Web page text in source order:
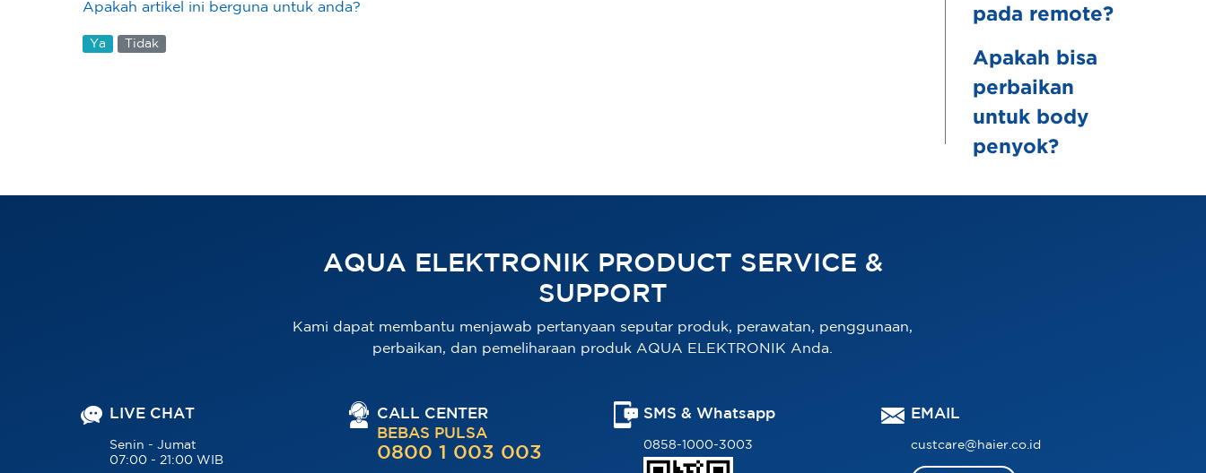
Apakah artikel ini berguna untuk anda?
Ya Tidak
pada remote?
Apakah bisa
perbaikan
untuk body
penyok?
AQUA ELEKTRONIK PRODUCT SERVICE &
SUPPORT
Kami dapat membantu menjawab pertanyaan seputar produk, perawatan, penggunaan,
perbaikan, dan pemeliharaan produk AQUA ELEKTRONIK Anda.
LIVE CHAT
Senin - Jumat
07:00 - 21:00 WIB
CALL CENTER
BEBAS PULSA
0800 1 003 003
SMS & Whatsapp
0858-1000-3003
EMAIL
custcare@haier.co.id